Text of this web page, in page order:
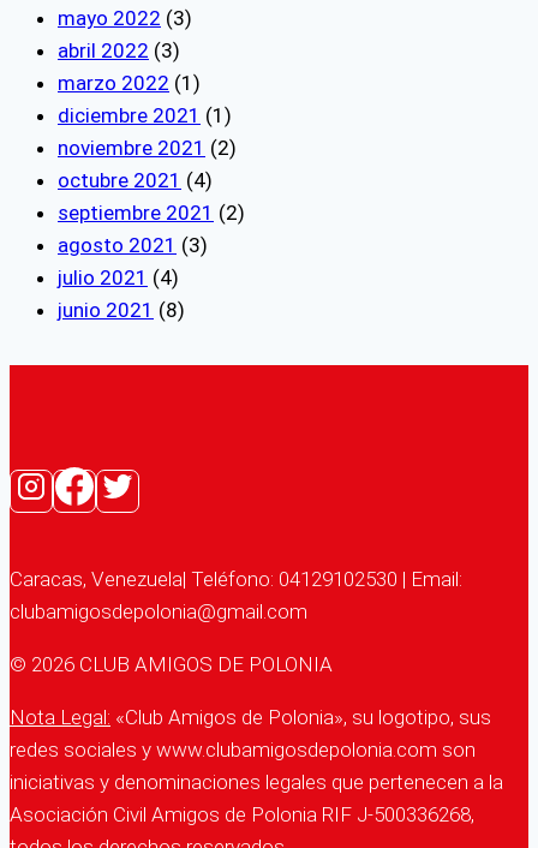
mayo 2022 (3)
abril 2022 (3)
marzo 2022 (1)
diciembre 2021 (1)
noviembre 2021 (2)
octubre 2021 (4)
septiembre 2021 (2)
agosto 2021 (3)
julio 2021 (4)
junio 2021 (8)
Caracas, Venezuela| Teléfono: 04129102530 | Email:
clubamigosdepolonia@gmail.com
© 2026 CLUB AMIGOS DE POLONIA
Nota Legal: «Club Amigos de Polonia», su logotipo, sus
redes sociales y www.clubamigosdepolonia.com son
iniciativas y denominaciones legales que pertenecen a la
Asociación Civil Amigos de Polonia RIF J-500336268,